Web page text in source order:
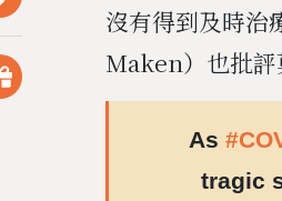
沒有得到及時治
Maken）也批評
As
tragic